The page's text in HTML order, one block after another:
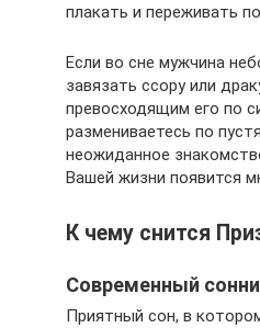
плакать и переживать
Если во сне мужчина
завязать ссору или
превосходящим его по
размениваетесь по
неожиданное
Вашей жизни появится
К чему снится
Современный
Приятный сон, в